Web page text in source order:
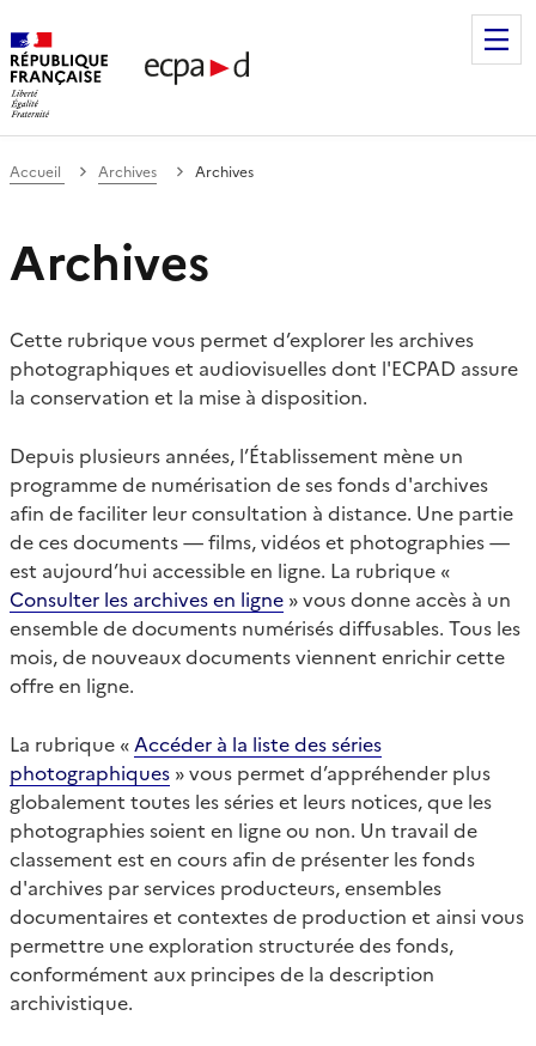
de communication et de production
Accueil Archives Archives
Archives
Cette rubrique vous permet d’explorer les archives
photographiques et audiovisuelles dont l'ECPAD assure
la conservation et la mise à disposition.
Depuis plusieurs années, l’Établissement mène un
programme de numérisation de ses fonds d'archives
afin de faciliter leur consultation à distance. Une partie
de ces documents — films, vidéos et photographies —
est aujourd’hui accessible en ligne. La rubrique «
Consulter les archives en ligne » vous donne accès à un
ensemble de documents numérisés diffusables. Tous les
mois, de nouveaux documents viennent enrichir cette
offre en ligne.
La rubrique « Accéder à la liste des séries
photographiques » vous permet d’appréhender plus
globalement toutes les séries et leurs notices, que les
photographies soient en ligne ou non. Un travail de
classement est en cours afin de présenter les fonds
d'archives par services producteurs, ensembles
documentaires et contextes de production et ainsi vous
permettre une exploration structurée des fonds,
conformément aux principes de la description
archivistique.